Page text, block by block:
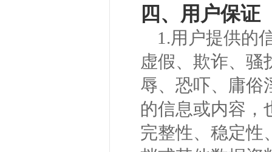
四、用户保证
1.用户提供的
虚假、欺诈、骚
辱、恐吓、庸俗
的信息或内容，
完整性、稳定性